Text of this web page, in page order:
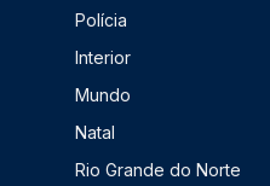
Polícia
Interior
Mundo
Natal
Rio Grande do Norte